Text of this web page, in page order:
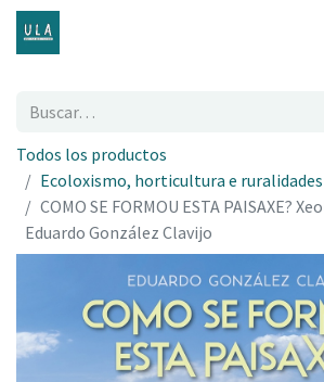
Todos los productos
Ecoloxismo, horticultura e ruralidades
COMO SE FORMOU ESTA PAISAXE?
Eduardo González Clavijo